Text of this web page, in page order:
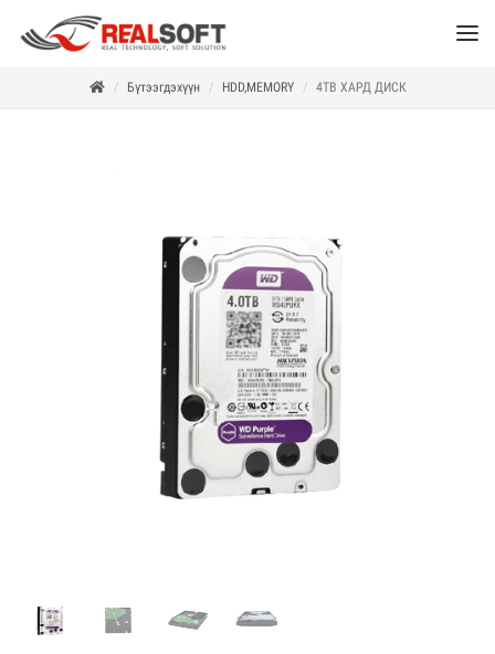
Бүтээгдэхүүн HDD,MEMORY 4TB ХАРД ДИСК